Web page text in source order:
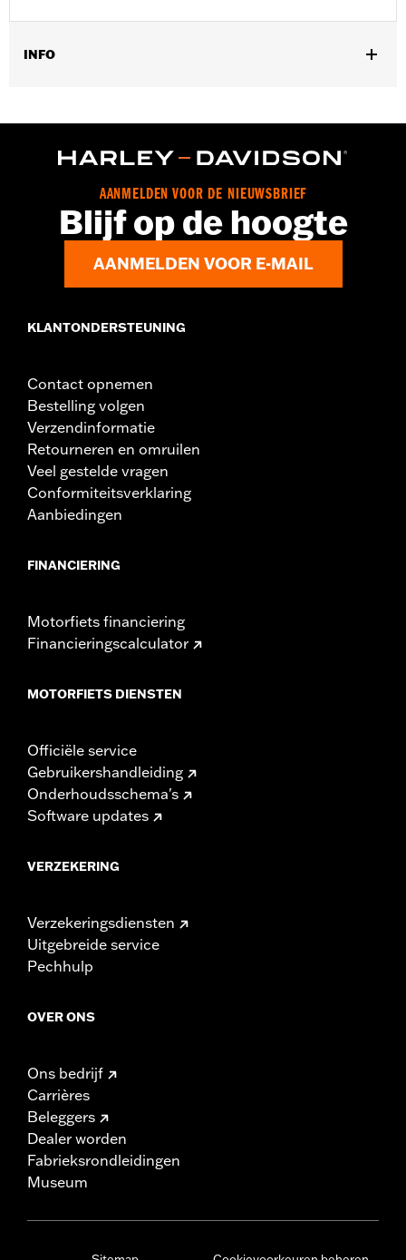
INFO
Functionele features:Betonconstructie
www.h-d.com/warranty voor meer info
Geïmporteerd
Dimension Description:
SCHACHTHOOGTE: 7.5” /
HAKHOOGTE: 3 cm
AANMELDEN VOOR DE NIEUWSBRIEF
Blijf op de hoogte
AANMELDEN VOOR E-MAIL
KLANTONDERSTEUNING
Contact opnemen
Bestelling volgen
Verzendinformatie
Retourneren en omruilen
Veel gestelde vragen
Conformiteitsverklaring
Aanbiedingen
FINANCIERING
Motorfiets financiering
Financieringscalculator
MOTORFIETS DIENSTEN
Officiële service
Gebruikershandleiding
Onderhoudsschema's
Software updates
VERZEKERING
Verzekeringsdiensten
Uitgebreide service
Pechhulp
OVER ONS
Ons bedrijf
Carrières
Beleggers
Dealer worden
Fabrieksrondleidingen
Museum